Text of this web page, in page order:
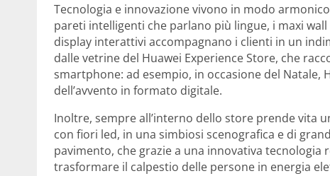
Tecnologia e innovazione vivono in modo
pareti intelligenti che parlano più lingue, i maxi
display interattivi accompagnano i clienti in un
dalle vetrine del Huawei Experience Store, che
smartphone: ad esempio, in occasione del Natale,
dell’avvento in formato digitale.
Inoltre, sempre all’interno dello store prende vita
con fiori led, in una simbiosi scenografica e di
pavimento, che grazie a una innovativa
trasformare il calpestio delle persone in energia